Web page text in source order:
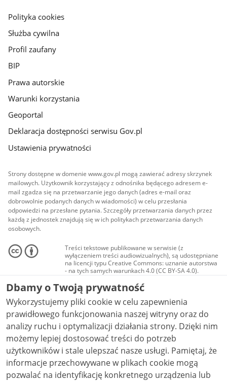
gov.pl
Polityka cookies
Służba cywilna
Profil zaufany
BIP
Prawa autorskie
Warunki korzystania
Geoportal
Deklaracja dostępności serwisu Gov.pl
Ustawienia prywatności
Strony dostępne w domenie www.gov.pl mogą zawierać adresy skrzynek
mailowych. Użytkownik korzystający z odnośnika będącego adresem e-
mail zgadza się na przetwarzanie jego danych (adres e-mail oraz
dobrowolnie podanych danych w wiadomości) w celu przesłania
odpowiedzi na przesłane pytania. Szczegóły przetwarzania danych przez
każdą z jednostek znajdują się w ich politykach przetwarzania danych
osobowych.
Treści tekstowe publikowane w serwisie (z
wyłączeniem treści audiowizualnych), są udostępniane
na licencji typu Creative Commons: uznanie autorstwa
- na tych samych warunkach 4.0 (CC BY-SA 4.0).
Materiały audiowizualne, w tym zdjęcia, materiały
audio i wideo, są udostępniane na licencji typu
Creative Commons: uznanie autorstwa użycie
niekomercyjne - bez utworów zależnych 4.0 (CC BY-
NC-ND 4.0), o ile nie jest to stwierdzone inaczej.
Dbamy o Twoją prywatność
Wykorzystujemy pliki cookie w celu zapewnienia
prawidłowego funkcjonowania naszej witryny oraz do
analizy ruchu i optymalizacji działania strony. Dzięki nim
możemy lepiej dostosować treści do potrzeb
użytkowników i stale ulepszać nasze usługi. Pamiętaj, że
informacje przechowywane w plikach cookie mogą
pozwalać na identyfikację konkretnego urządzenia lub